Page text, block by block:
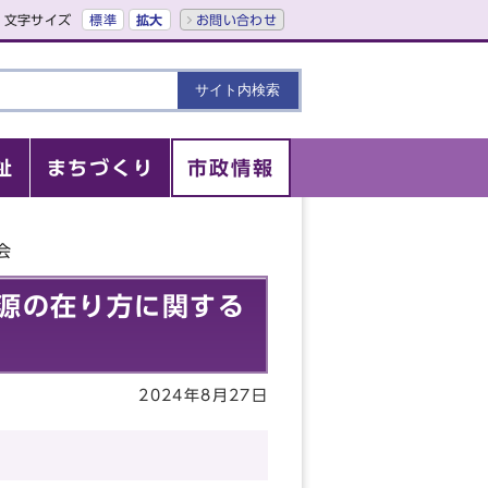
文字サイズ 標準 拡大 お問い合わせ
まちづくり 市政情報
の在り方に関する
2024年8月27日